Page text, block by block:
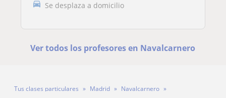
Se desplaza a domicilio
Ver todos los profesores en Navalcarnero
Tus clases particulares Madrid
Navalcarnero